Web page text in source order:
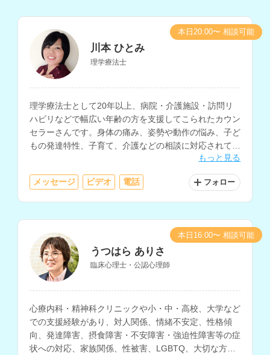
川本 ひとみ
理学療法士
理学療法士として20年以上、病院・介護施設・訪問リ
ハビリなどで幅広い年齢の方を支援してこられたカウン
セラーさんです。身体の痛み、姿勢や動作の悩み、子ど
もの発達特性、子育て、介護などの相談に対応されてい
もっと見る
メッセージ ビデオ 電話 フォロー
本日20:00〜 相談可能
うつはら ありさ
臨床心理士・公認心理師
心療内科・精神科クリニックや小・中・高校、大学など
での支援経験があり、対人関係、情緒不安定、性格傾
向、発達障害、摂食障害・不安障害・強迫性障害等の症
状への対応、家族関係、性被害、LGBTQ、大切な方を
本日16:00〜 相談可能